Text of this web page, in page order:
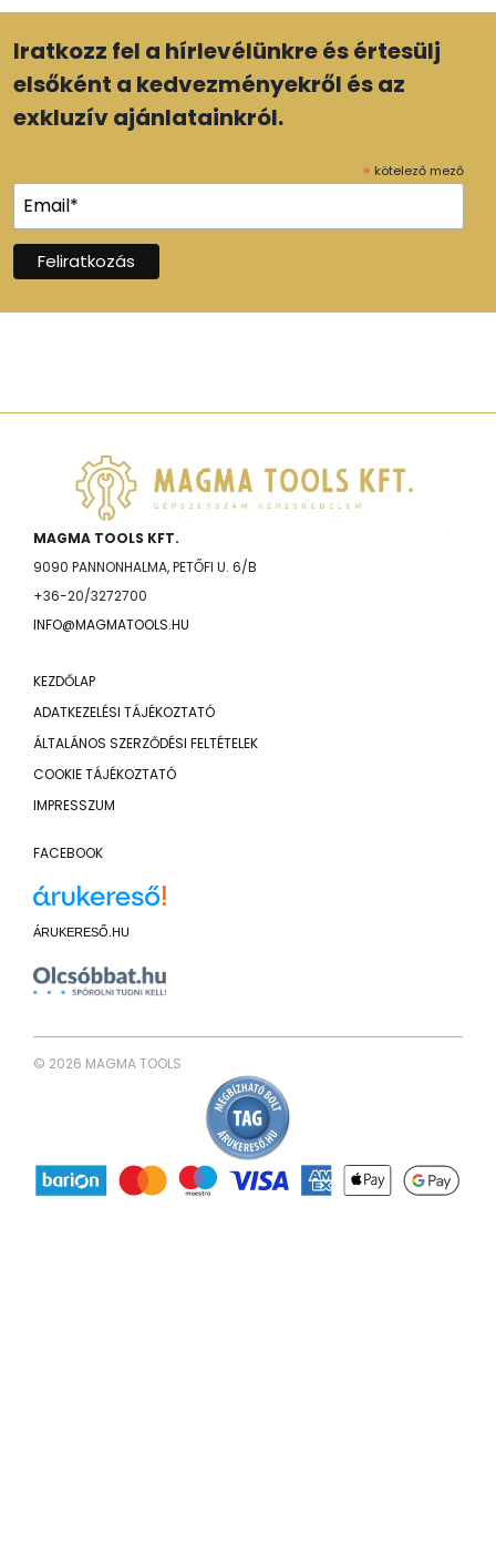
Iratkozz fel a hírlevélünkre és értesülj
elsőként a kedvezményekről és az
exkluzív ajánlatainkról.
* kötelező mező
MAGMA TOOLS KFT.
9090 PANNONHALMA, PETŐFI U. 6/B
+36-20/3272700
INFO@MAGMATOOLS.HU
KEZDŐLAP
ADATKEZELÉSI TÁJÉKOZTATÓ
ÁLTALÁNOS SZERZŐDÉSI FELTÉTELEK
COOKIE TÁJÉKOZTATÓ
IMPRESSZUM
FACEBOOK
ÁRUKERESŐ.HU
© 2026 MAGMA TOOLS